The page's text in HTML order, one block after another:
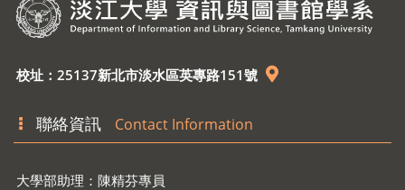
校址：25137新北市淡水區英專路151號
聯絡資訊 Contact Information
大學部助理：陳精芬專員